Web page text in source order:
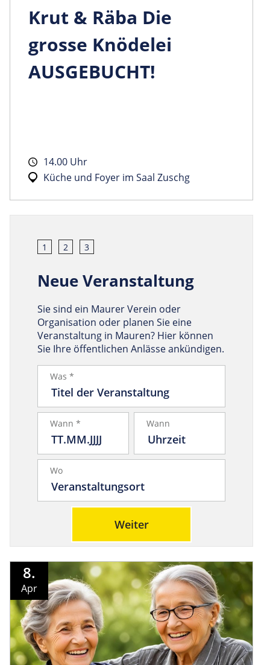
Krut & Räba Die
grosse Knödelei
AUSGEBUCHT!
14.00 Uhr
Küche und Foyer im Saal Zuschg
1 2 3
Neue Veranstaltung
Sie sind ein Maurer Verein oder
Organisation oder planen Sie eine
Veranstaltung in Mauren? Hier können
Sie Ihre öffentlichen Anlässe ankündigen.
Was *
Wann * Wann
Wo
Weiter
8.
Apr